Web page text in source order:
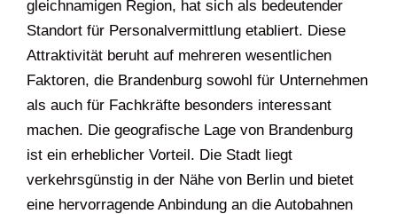
gleichnamigen Region, hat sich als bedeutender
Standort für Personalvermittlung etabliert. Diese
Attraktivität beruht auf mehreren wesentlichen
Faktoren, die Brandenburg sowohl für Unternehmen
als auch für Fachkräfte besonders interessant
machen. Die geografische Lage von Brandenburg
ist ein erheblicher Vorteil. Die Stadt liegt
verkehrsgünstig in der Nähe von Berlin und bietet
eine hervorragende Anbindung an die Autobahnen